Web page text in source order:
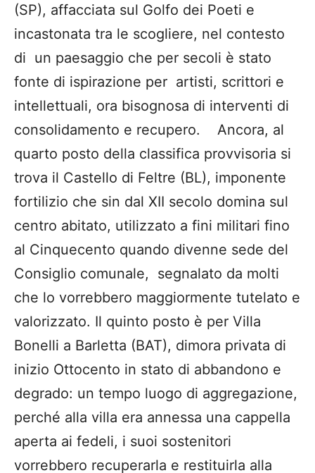
(SP), affacciata sul Golfo dei Poeti e
incastonata tra le scogliere, nel contesto
di un paesaggio che per secoli è stato
fonte di ispirazione per artisti, scrittori e
intellettuali, ora bisognosa di interventi di
consolidamento e recupero. Ancora, al
quarto posto della classifica provvisoria si
trova il Castello di Feltre (BL), imponente
fortilizio che sin dal XII secolo domina sul
centro abitato, utilizzato a fini militari fino
al Cinquecento quando divenne sede del
Consiglio comunale, segnalato da molti
che lo vorrebbero maggiormente tutelato e
valorizzato. Il quinto posto è per Villa
Bonelli a Barletta (BAT), dimora privata di
inizio Ottocento in stato di abbandono e
degrado: un tempo luogo di aggregazione,
perché alla villa era annessa una cappella
aperta ai fedeli, i suoi sostenitori
vorrebbero recuperarla e restituirla alla